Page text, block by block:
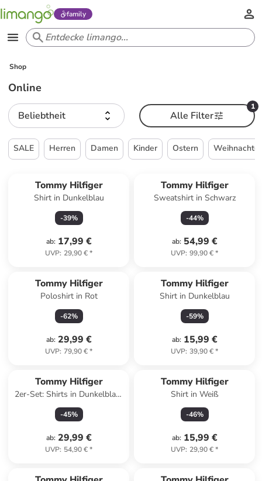
family
Shop
Online
Beliebtheit
1
Alle Filter
SALE Herren Damen Kinder Ostern
Tommy Hilfiger
Shirt in Dunkelblau
-39%
ab: 17,99 €
UVP: 29,90 €*
Tommy Hilfiger
Sweatshirt in Schwarz
-44%
ab: 54,99 €
UVP: 99,90 €*
Tommy Hilfiger
Poloshirt in Rot
-62%
ab: 29,99 €
UVP: 79,90 €*
Tommy Hilfiger
Shirt in Dunkelblau
-59%
ab: 15,99 €
UVP: 39,90 €*
Tommy Hilfiger
2er-Set: Shirts in Dunkelblau/
Weiß
-45%
ab: 29,99 €
UVP: 54,90 €*
Tommy Hilfiger
Shirt in Weiß
-46%
ab: 15,99 €
UVP: 29,90 €*